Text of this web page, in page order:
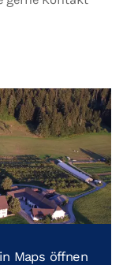
in Maps öffnen